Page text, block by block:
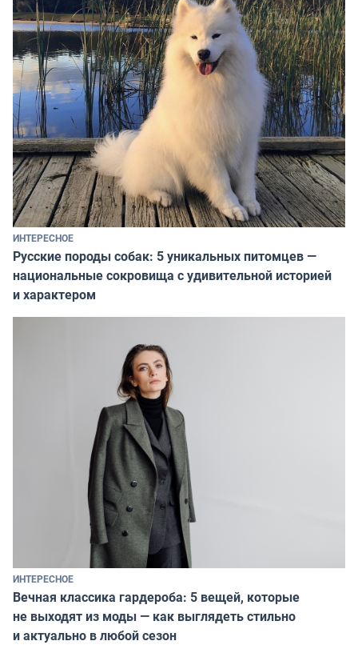
ИНТЕРЕСНОЕ
Русские породы собак: 5 уникальных питомцев —
национальные сокровища с удивительной историей
и характером
ИНТЕРЕСНОЕ
Вечная классика гардероба: 5 вещей, которые
не выходят из моды — как выглядеть стильно
и актуально в любой сезон